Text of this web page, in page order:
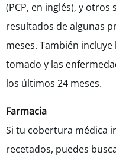
(PCP, en inglés), y
resultados de algunas
meses. También
tomado y las
los últimos 24 meses.
Farmacia
Si tu cobertura médica
recetados, puedes